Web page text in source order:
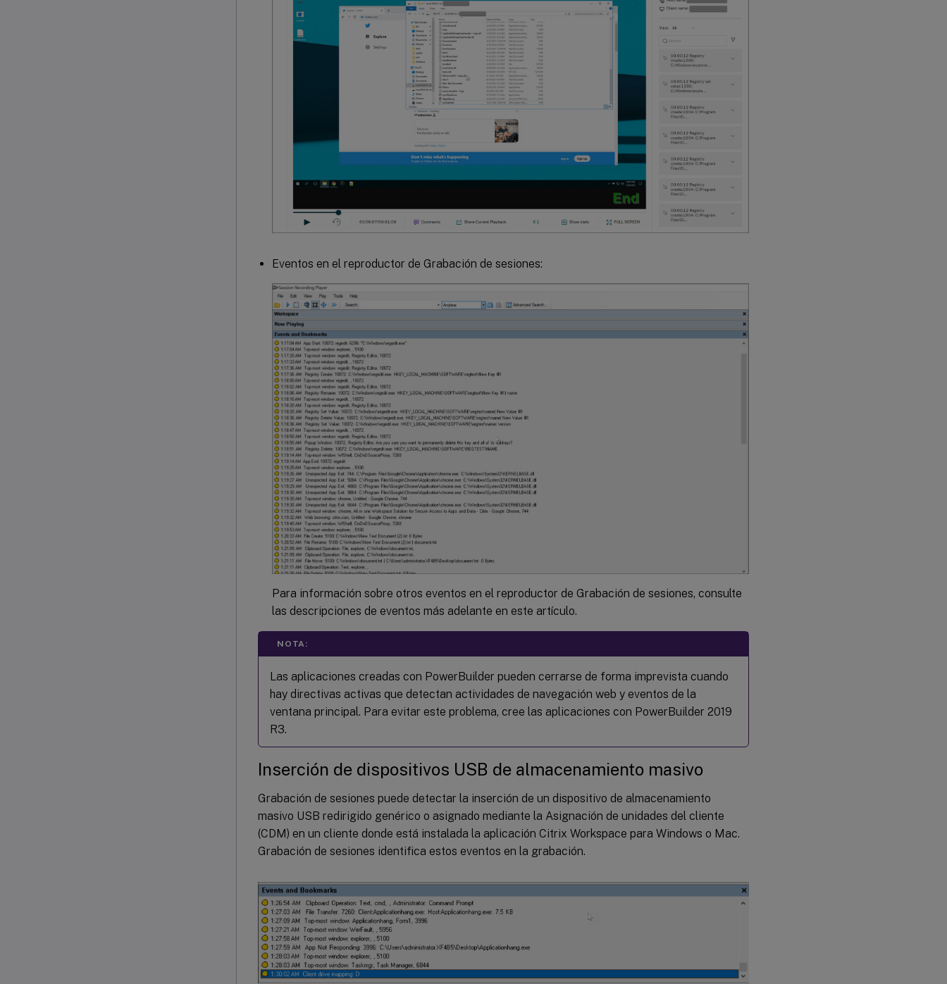
Eventos en el reproductor de Grabación de sesiones:
Para información sobre otros eventos en el reproductor de Grabación de sesiones, consulte
las descripciones de eventos más adelante en este artículo.
NOTA:
Las aplicaciones creadas con PowerBuilder pueden cerrarse de forma imprevista cuando
hay directivas activas que detectan actividades de navegación web y eventos de la
ventana principal. Para evitar este problema, cree las aplicaciones con PowerBuilder 2019
R3.
Inserción de dispositivos USB de almacenamiento masivo
Grabación de sesiones puede detectar la inserción de un dispositivo de almacenamiento
masivo USB redirigido genérico o asignado mediante la Asignación de unidades del cliente
(CDM) en un cliente donde está instalada la aplicación Citrix Workspace para Windows o Mac.
Grabación de sesiones identifica estos eventos en la grabación.